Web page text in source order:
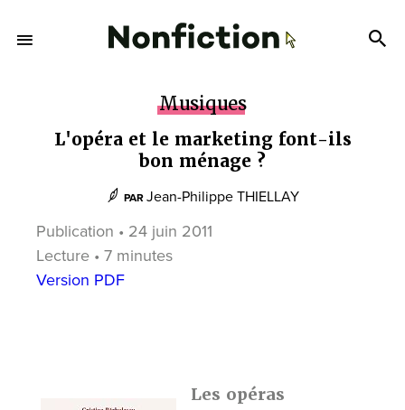
Musiques
L'opéra et le marketing font-ils
bon ménage ?
PAR Jean-Philippe THIELLAY
Publication • 24 juin 2011
Lecture • 7 minutes
Version PDF
Les opéras